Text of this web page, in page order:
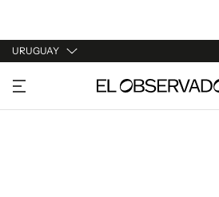
URUGUAY
URUGUAY
ARGENTINA